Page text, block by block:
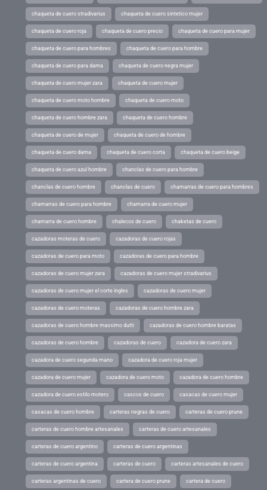
chaqueta de cuero stradivarius chaqueta de cuero sintetico mujer
chaqueta de cuero roja chaqueta de cuero precio chaqueta de cuero para mujer
chaqueta de cuero para hombres chaqueta de cuero para hombre
chaqueta de cuero para dama chaqueta de cuero negra mujer
chaqueta de cuero mujer zara chaqueta de cuero mujer
chaqueta de cuero moto hombre chaqueta de cuero moto
chaqueta de cuero hombre zara chaqueta de cuero hombre
chaqueta de cuero de mujer chaqueta de cuero de hombre
chaqueta de cuero dama chaqueta de cuero corta chaqueta de cuero beige
chaqueta de cuero azul hombre chanclas de cuero para hombre
chanclas de cuero hombre chanclas de cuero chamarras de cuero para hombres
chamarras de cuero para hombre chamarra de cuero mujer
chamarra de cuero hombre chalecos de cuero chaketas de cuero
cazadoras moteras de cuero cazadoras de cuero rojas
cazadoras de cuero para moto cazadoras de cuero para hombre
cazadoras de cuero mujer zara cazadoras de cuero mujer stradivarius
cazadoras de cuero mujer el corte ingles cazadoras de cuero mujer
cazadoras de cuero moteras cazadoras de cuero hombre zara
cazadoras de cuero hombre massimo dutti cazadoras de cuero hombre baratas
cazadoras de cuero hombre cazadoras de cuero cazadora de cuero zara
cazadora de cuero segunda mano cazadora de cuero roja mujer
cazadora de cuero mujer cazadora de cuero moto cazadora de cuero hombre
cazadora de cuero estilo motero cascos de cuero casacas de cuero mujer
casacas de cuero hombre carteras negras de cuero carteras de cuero prune
carteras de cuero hombre artesanales carteras de cuero artesanales
carteras de cuero argentino carteras de cuero argentinas
carteras de cuero argentina carteras de cuero carteras artesanales de cuero
carteras argentinas de cuero cartera de cuero prune cartera de cuero